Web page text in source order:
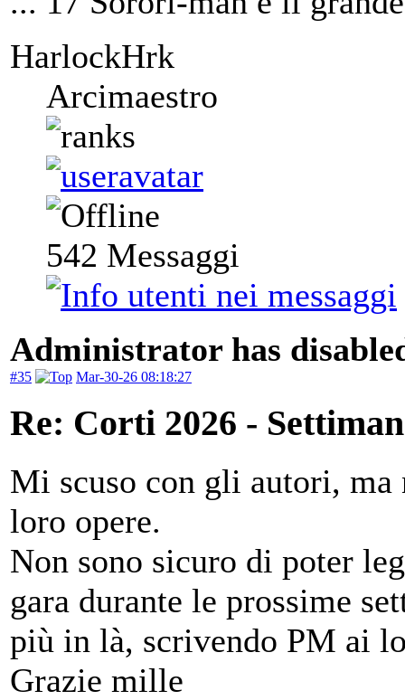
HarlockHrk
Arcimaestro
542 Messaggi
Administrator has
#35 Mar-30-26 08:18:27
Re: Corti 2026 -
Mi scuso con gli autori, ma
loro opere.
Non sono sicuro di poter
gara durante le prossime
più in là, scrivendo PM ai
Grazie mille